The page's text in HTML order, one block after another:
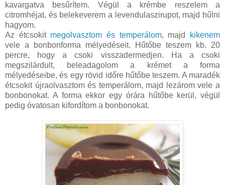
kavargatva besűrítem. Végül a krémbe reszelem a
citromhéjat, és belekeverem a levendulaszirupot, majd hűlni
hagyom.
Az étcsokit megolvasztom és temperálom, majd
kikenem
vele a bonbonforma mélyedéseit. Hűtőbe teszem kb. 20
percre, hogy a csoki visszadermedjen. Ha a csoki
megszilárdult, beleadagolom a krémet a forma
mélyedéseibe, és egy rövid időre hűtőbe teszem. A maradék
étcsokit újraolvasztom és temperálom, majd lezárom vele a
bonbonokat. A forma ekkor egy órára hűtőbe kerül, végül
pedig óvatosan kifordítom a bonbonokat.